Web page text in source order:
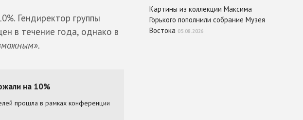
Гендиректор группы
в течение года, однако в
Картины из коллекции Максима
Горького пополнили собрание Музея
Востока 05.08.2026